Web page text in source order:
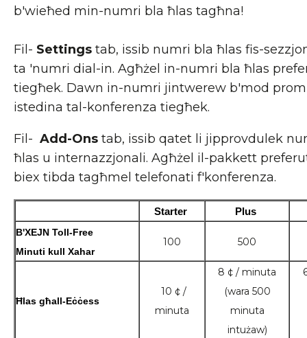
b'wieħed min-numri bla ħlas tagħna!
Fil- Settings tab, issib numri bla ħlas fis-
ta 'numri dial-in. Agħżel in-numri bla ħlas
tiegħek. Dawn in-numri jintwerew b'mod
istedina tal-konferenza tiegħek.
Fil- Add-Ons tab, issib qatet li jipprovdulek
ħlas u internazzjonali. Agħżel il-pakkett
biex tibda tagħmel telefonati f'konferenza.
Starter
Plus
B'XEJN Toll-Free
Minuti kull Xahar
100 500
Ħlas għall-Eċċess
10 ¢ /
minuta
8 ¢ / minuta
(wara 500
minuta
intużaw)